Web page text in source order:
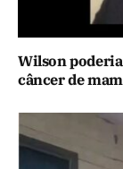
Wilson
câncer de